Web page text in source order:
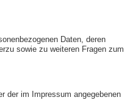
Daten, deren
sowie zu weiteren Fragen zum
der im Impressum angegebenen